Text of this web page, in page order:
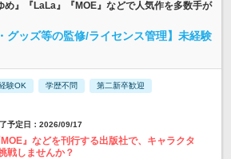
め』『LaLa』『MOE』などで人気作を多数手が
グッズ等の監修/ライセンス管理】未経験
験OK 学歴不問 第二新卒歓迎
予定日：2026/09/17
』などを刊行する出版社で、キャラクタ
戦しませんか？